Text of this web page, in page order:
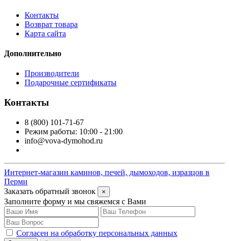
Контакты
Возврат товара
Карта сайта
Дополнительно
Производители
Подарочные сертификаты
Контакты
8 (800) 101-71-67
Режим работы: 10:00 - 21:00
info@vova-dymohod.ru
Интернет-магазин каминов, печей, дымоходов, изразцов в
Перми
Заказать обратный звонок
×
Заполните форму и мы свяжемся с Вами
Согласен на обработку персональных данных